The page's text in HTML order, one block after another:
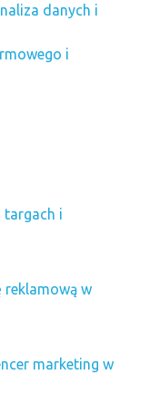
danych i
i
targach i
reklamową w
marketing w